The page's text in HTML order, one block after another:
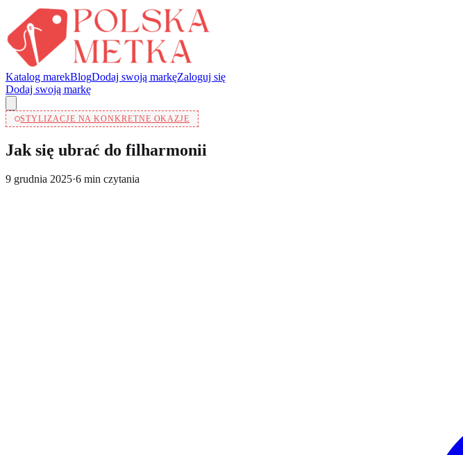
Katalog marekBlogDodaj swoją markęZaloguj się
Dodaj swoją markę
STYLIZACJE NA KONKRETNE OKAZJE
Jak się ubrać do filharmonii
9 grudnia 2025·6 min czytania